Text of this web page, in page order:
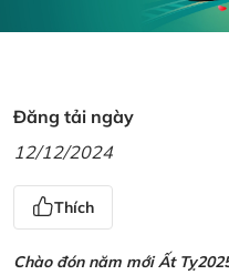
Đăng tải ngày
12/12/2024
Thích
Chào đón năm mới Ất